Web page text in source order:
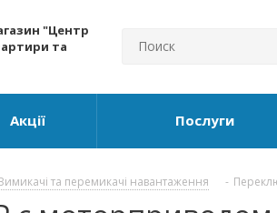
"Центр
та
Акції Послуги
та перемикачі навантаження -